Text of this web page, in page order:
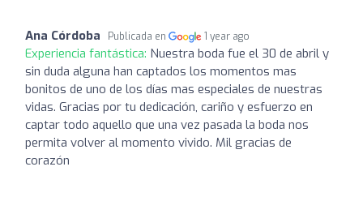
Ana Córdoba Publicada en 1 year ago
Experiencia fantástica: Nuestra boda fue el 30 de abril y
sin duda alguna han captados los momentos mas
bonitos de uno de los días mas especiales de nuestras
vidas. Gracias por tu dedicación, cariño y esfuerzo en
captar todo aquello que una vez pasada la boda nos
permita volver al momento vivido. Mil gracias de
corazón